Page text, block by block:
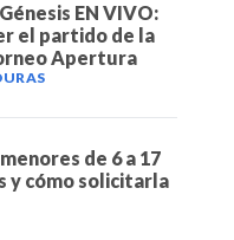
EN VIVO:
el partido de la
Apertura
de 6 a 17
y cómo solicitarla